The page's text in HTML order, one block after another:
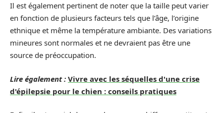
Il est également pertinent de noter que la taille peut varier
en fonction de plusieurs facteurs tels que l’âge, l’origine
ethnique et même la température ambiante. Des variations
mineures sont normales et ne devraient pas être une
source de préoccupation.
Lire également : Vivre avec les séquelles d'une crise
d'épilepsie pour le chien : conseils pratiques